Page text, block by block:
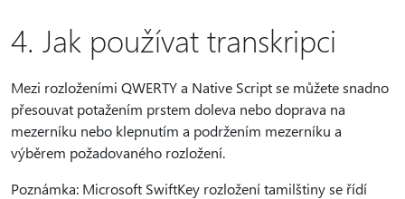
4. Jak používat transkripci
Mezi rozloženími QWERTY a Native Script se můžete snadno
přesouvat potažením prstem doleva nebo doprava na
mezerníku nebo klepnutím a podržením mezerníku a
výběrem požadovaného rozložení.
Poznámka: Microsoft SwiftKey rozložení tamilštiny se řídí